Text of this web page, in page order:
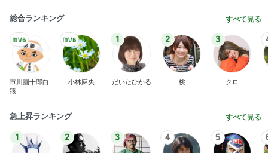
総合ランキング すべて見る
市川團十郎白
猿
小林麻央
1
だいたひかる
2
桃
3
クロ
急上昇ランキング すべて見る
1 2 3 4 5